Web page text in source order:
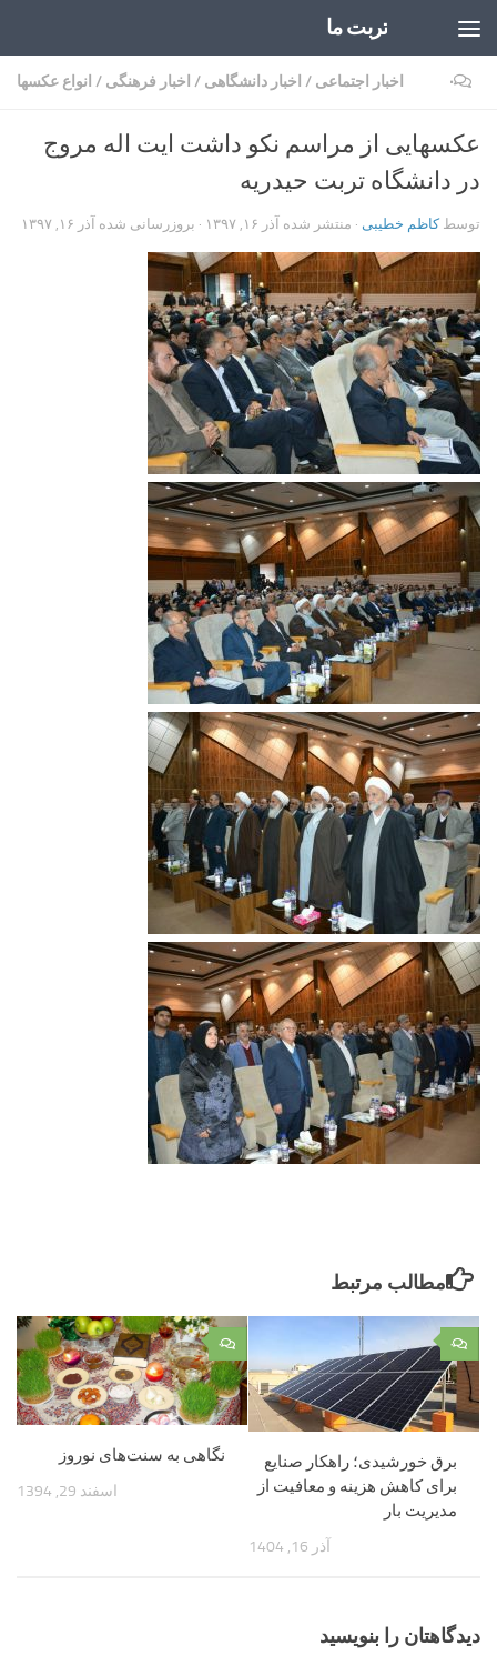
تربت ما
اخبار اجتماعی / اخبار دانشگاهی / اخبار فرهنگی / انواع عکسها ۰
عکسهایی از مراسم نکو داشت ایت اله مروج
در دانشگاه تربت حیدریه
توسطکاظم خطیبی · منتشر شده آذر ۱۶, ۱۳۹۷ · بروزرسانی شده آذر ۱۶, ۱۳۹۷
مطالب مرتبط
۰
نگاهی به سنت‌های نوروز
اسفند 29, 1394
۰
برق خورشیدی؛ راهکار صنایع
برای کاهش هزینه و معافیت از
مدیریت بار
آذر 16, 1404
دیدگاهتان را بنویسید